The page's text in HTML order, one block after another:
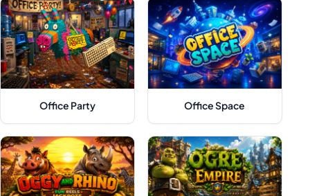
Office Party Office Space